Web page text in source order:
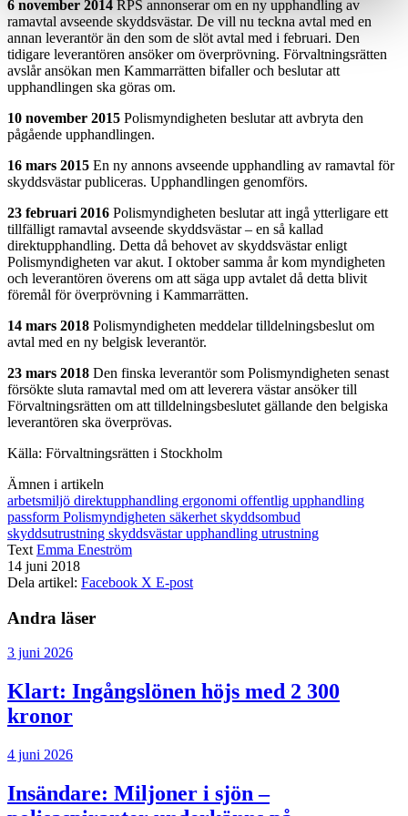
6 november 2014 RPS annonserar om en ny upphandling av
ramavtal avseende skyddsvästar. De vill nu teckna avtal med en
annan leverantör än den som de slöt avtal med i februari. Den
tidigare leverantören ansöker om överprövning. Förvaltningsrätten
avslår ansökan men Kammarrätten bifaller och beslutar att
upphandlingen ska göras om.
10 november 2015 Polismyndigheten beslutar att avbryta den
pågående upphandlingen.
16 mars 2015 En ny annons avseende upphandling av ramavtal för
skyddsvästar publiceras. Upphandlingen genomförs.
23 februari 2016 Polismyndigheten beslutar att ingå ytterligare ett
tillfälligt ramavtal avseende skyddsvästar – en så kallad
direktupphandling. Detta då behovet av skyddsvästar enligt
Polismyndigheten var akut. I oktober samma år kom myndigheten
och leverantören överens om att säga upp avtalet då detta blivit
föremål för överprövning i Kammarrätten.
14 mars 2018 Polismyndigheten meddelar tilldelningsbeslut om
avtal med en ny belgisk leverantör.
23 mars 2018 Den finska leverantör som Polismyndigheten senast
försökte sluta ramavtal med om att leverera västar ansöker till
Förvaltningsrätten om att tilldelningsbeslutet gällande den belgiska
leverantören ska överprövas.
Källa: Förvaltningsrätten i Stockholm
Ämnen i artikeln
arbetsmiljö direktupphandling ergonomi offentlig upphandling
passform Polismyndigheten säkerhet skyddsombud
skyddsutrustning skyddsvästarupphandling utrustning
Text Emma Eneström
14 juni 2018
Dela artikel: Facebook X E-post
Andra läser
3 juni 2026
Klart: Ingångslönen höjs med 2 300
kronor
4 juni 2026
Insändare: Miljoner i sjön –